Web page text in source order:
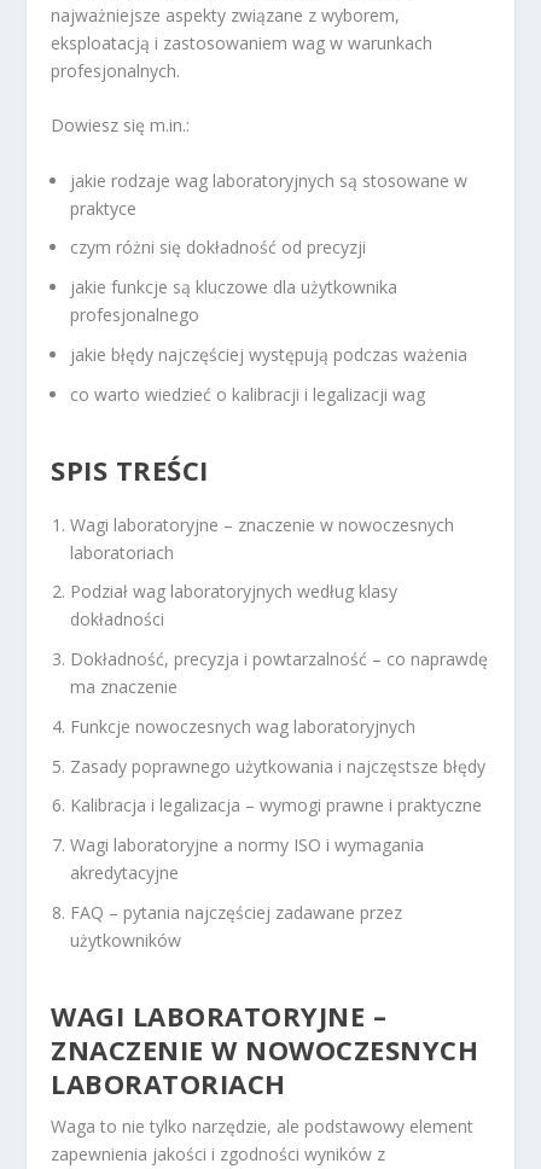
najważniejsze aspekty związane z wyborem,
eksploatacją i zastosowaniem wag w warunkach
profesjonalnych.
Dowiesz się m.in.:
jakie rodzaje wag laboratoryjnych są stosowane w
praktyce
czym różni się dokładność od precyzji
jakie funkcje są kluczowe dla użytkownika
profesjonalnego
jakie błędy najczęściej występują podczas ważenia
co warto wiedzieć o kalibracji i legalizacji wag
SPIS TREŚCI
Wagi laboratoryjne – znaczenie w nowoczesnych
laboratoriach
Podział wag laboratoryjnych według klasy
dokładności
Dokładność, precyzja i powtarzalność – co naprawdę
ma znaczenie
Funkcje nowoczesnych wag laboratoryjnych
Zasady poprawnego użytkowania i najczęstsze błędy
Kalibracja i legalizacja – wymogi prawne i praktyczne
Wagi laboratoryjne a normy ISO i wymagania
akredytacyjne
FAQ – pytania najczęściej zadawane przez
użytkowników
WAGI LABORATORYJNE –
ZNACZENIE W NOWOCZESNYCH
LABORATORIACH
Waga to nie tylko narzędzie, ale podstawowy element
zapewnienia jakości i zgodności wyników z